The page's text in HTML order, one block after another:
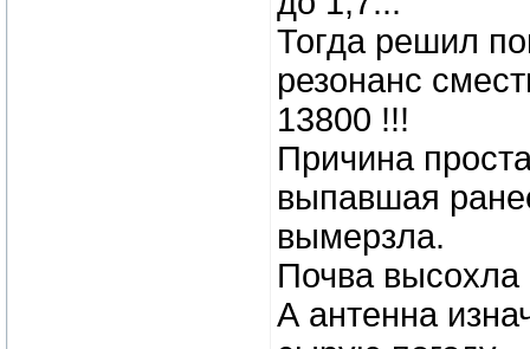
Тогда решил
резонанс
13800 !!!
Причина
выпавшая
вымерзла.
Почва
А антенна